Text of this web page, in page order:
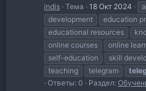
indis Тема 18 Окт 2024
development
education
educational resources
online courses
online
self-education
skill
teaching
telegram
Ответы: 0
Раздел: